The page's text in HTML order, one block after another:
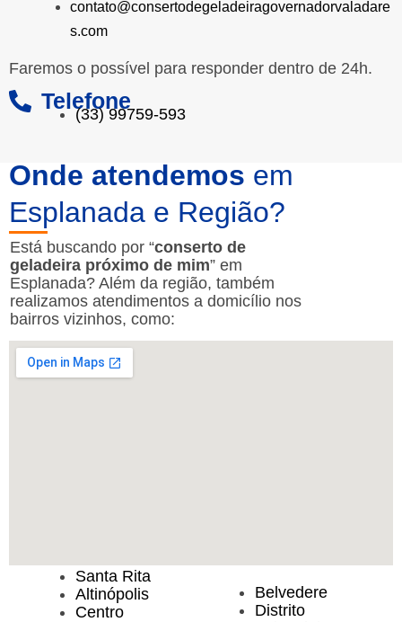
contato@consertodegeladeiragovernadorvaladare
s.com
Faremos o possível para responder dentro de 24h.
Telefone
(33) 99759-593
Onde atendemos em
Esplanada e Região?
Está buscando por “conserto de
geladeira próximo de mim” em
Esplanada? Além da região, também
realizamos atendimentos a domicílio nos
bairros vizinhos, como:
Santa Rita
Altinópolis
Centro
Belvedere
Distrito